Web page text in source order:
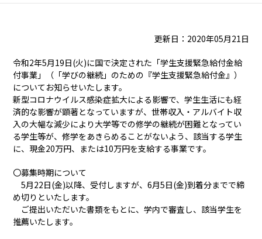
更新日：2020年05月21日
令和2年5月19日(火)に国で決定された「学生支援緊急給付金給
付事業」（「学びの継続」のための『学生支援緊急給付金』）
についてお知らせいたします。
新型コロナウイルス感染症拡大による影響で、学生生活にも経
済的な影響が顕著となっていますが、世帯収入・アルバイト収
入の大幅な減少により大学等での修学の継続が困難となってい
る学生等が、修学をあきらめることがないよう、該当する学生
に、現金20万円、または10万円を支給する事業です。
〇募集時期について
5月22日(金)以降、受付しますが、6月5日(金)到着分までで締
め切りといたします。
ご提出いただいた書類をもとに、学内で審査し、該当学生を
推薦いたします。